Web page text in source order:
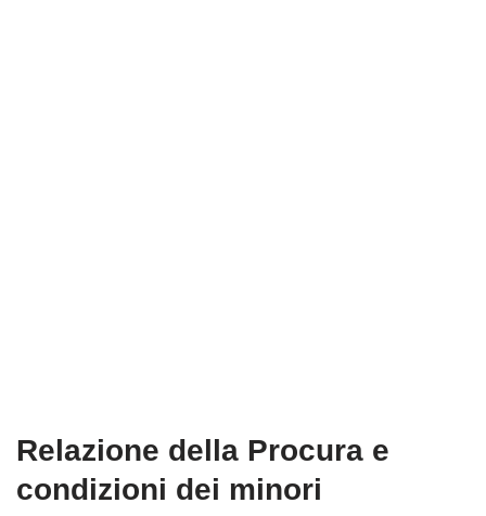
Relazione della Procura e
condizioni dei minori